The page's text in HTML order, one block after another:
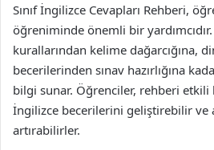
Sınıf İngilizce Cevapları Rehberi,
öğreniminde önemli bir
kurallarından kelime dağarcığına,
becerilerinden sınav hazırlığına
bilgi sunar. Öğrenciler, rehberi
İngilizce becerilerini geliştirebilir ve
artırabilirler.